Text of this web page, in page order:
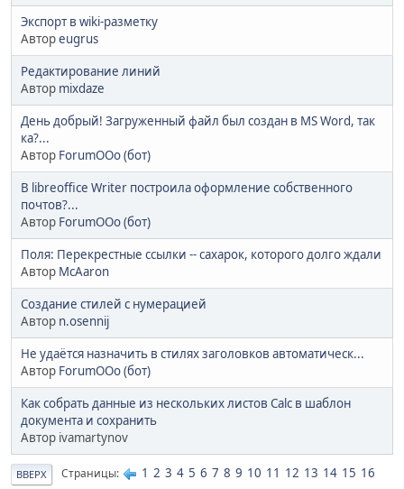
Экспорт в wiki-разметку
Авторeugrus
Редактирование линий
Автор mixdaze
День добрый! Загруженный файл был создан в MS Word, так
ка?...
Автор ForumOOo (бот)
В libreoffice Writer построила оформление собственного
почтов?...
Автор ForumOOo (бот)
Поля: Перекрестные ссылки -- сахарок, которого долго ждали
Автор McAaron
Создание стилей с нумерацией
Автор n.osennij
Не удаётся назначить в стилях заголовков автоматическ...
Автор ForumOOo (бот)
Как собрать данные из нескольких листов Calc в шаблон
документа и сохранить
Автор ivamartynov
ВВЕРХ Страницы 1 2 3 4 5 6 7 8 9 10 11 12 13 14 15 16